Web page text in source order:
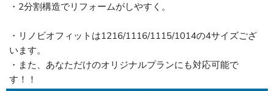
・2分割構造でリフォームがしやすく。
・リノビオフィットは1216/1116/1115/1014の4サイズござ
います。
・また、あなただけのオリジナルプランにも対応可能で
す！！